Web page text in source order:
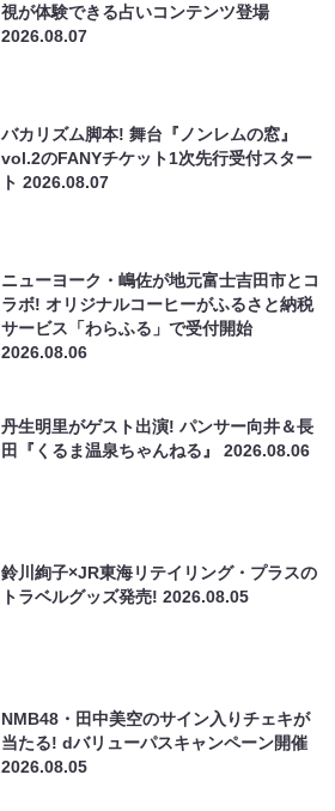
視が体験できる占いコンテンツ登場
2026.08.07
バカリズム脚本! 舞台『ノンレムの窓』
vol.2のFANYチケット1次先行受付スター
ト2026.08.07
ニューヨーク・嶋佐が地元富士吉田市とコ
ラボ! オリジナルコーヒーがふるさと納税
サービス「わらふる」で受付開始
2026.08.06
丹生明里がゲスト出演! パンサー向井＆長
田『くるま温泉ちゃんねる』2026.08.06
鈴川絢子×JR東海リテイリング・プラスの
トラベルグッズ発売!2026.08.05
NMB48・田中美空のサイン入りチェキが
当たる! dバリューパスキャンペーン開催
2026.08.05